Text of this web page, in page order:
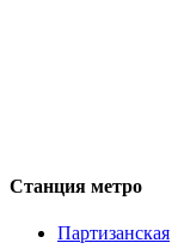
Станция метро
Партизанская